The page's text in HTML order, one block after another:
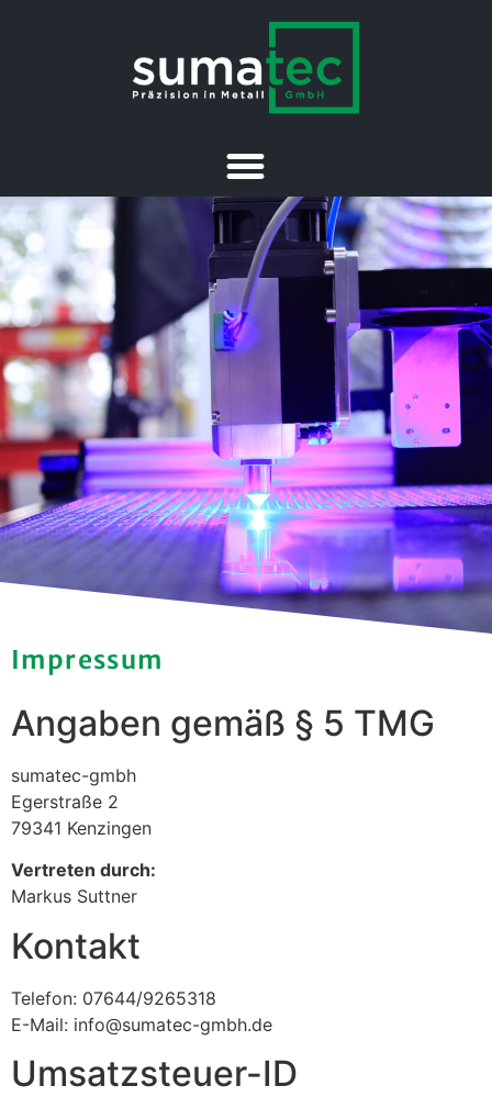
Impressum
Angaben gemäß § 5 TMG
sumatec-gmbh
Egerstraße 2
79341 Kenzingen
Vertreten durch:
Markus Suttner
Kontakt
Telefon: 07644/9265318
E-Mail: info@sumatec-gmbh.de
Umsatzsteuer-ID